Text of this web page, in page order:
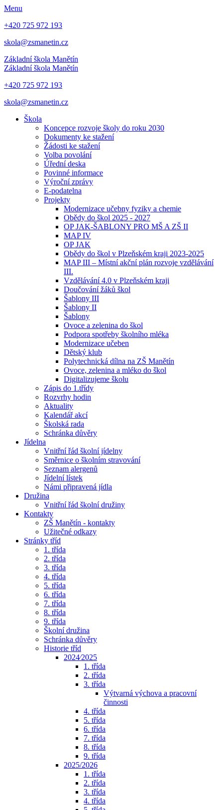
Menu
+420 725 972 193
skola@zsmanetin.cz
Základní škola Manětín
Základní škola Manětín
+420 725 972 193
skola@zsmanetin.cz
Škola
Koncepce rozvoje školy do roku 2030
Dokumenty ke stažení
Žádosti ke stažení
Volba povolání
Úřední deska
Povinné informace
Výroční zprávy
E-podatelna
Projekty
Modernizace učebny fyziky a chemie
Obědy do škol 2025 - 2027
OP JAK-ŠABLONY PRO MŠ A ZŠ II
MAP IV
OP JAK
Obědy do škol v Plzeňském kraji 2023-2025
MAP III – Místní akční plán rozvoje vzdělávání
III.
Vzdělávání 4.0 v Plzeňském kraji
Doučování žáků škol
Šablony III
Šablony II
Šablony
Ovoce a zelenina do škol
Podpora spotřeby školního mléka
Modernizace učeben
Dětský klub
Polytechnická dílna na ZŠ Manětín
Ovoce, zelenina a mléko do škol
Digitalizujeme školu
Zápis do 1.třídy
Rozvrhy hodin
Aktuality
Kalendář akcí
Školská rada
Schránka důvěry
Jídelna
Vnitřní řád školní jídelny
Směrnice o školním stravování
Seznam alergenů
Jídelní lístek
Námi připravená jídla
Družina
Vnitřní řád školní družiny
Kontakty
ZŠ Manětín - kontakty
Užitečné odkazy
Stránky tříd
1. třída
2. třída
3. třída
4. třída
5. třída
6. třída
7. třída
8. třída
9. třída
Školní družina
Schránka důvěry
Historie tříd
2024⁄2025
1. třída
2. třída
3. třída
Výtvarná výchova a pracovní
činnosti
4. třída
5. třída
6. třída
7. třída
8. třída
9. třída
2025/2026
1. třída
2. třída
3. třída
4. třída